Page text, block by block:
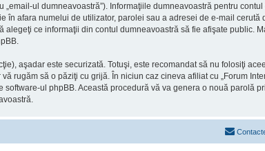
ul dumneavoastră”). Informaţiile dumneavoastră pentru
în afara numelui de utilizator, parolei sau a adresei de e-mail
alegeţi ce informaţii din contul dumneavoastră să fie afişate public.
aşadar este securizată. Totuşi, este recomandat să nu folosiţi
rugăm să o păziţi cu grijă. În niciun caz cineva afiliat cu „Forum
software-ul phpBB. Această procedură vă va genera o nouă